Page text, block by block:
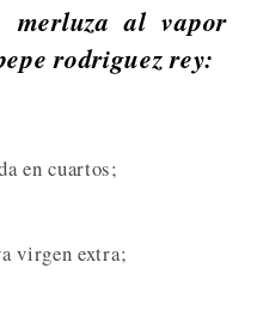
merluza al vapor
rodriguez rey:
en cuartos;
virgen extra;